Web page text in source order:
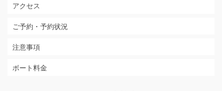
アクセス
ご予約・予約状況
注意事項
ボート料金